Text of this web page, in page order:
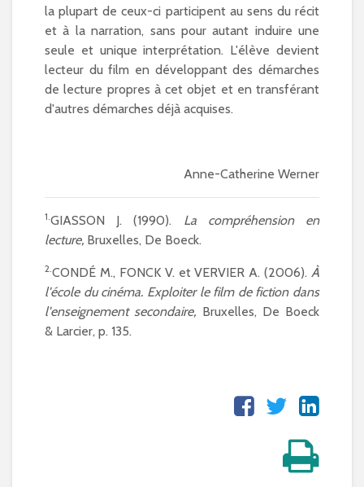
la plupart de ceux-ci participent au sens du récit
et à la narration, sans pour autant induire une
seule et unique interprétation. L'élève devient
lecteur du film en développant des démarches
de lecture propres à cet objet et en transférant
d'autres démarches déjà acquises.
Anne-Catherine Werner
1. GIASSON J. (1990). La compréhension en
lecture, Bruxelles, De Boeck.
2. CONDÉ M., FONCK V. et VERVIER A. (2006). À
l'école du cinéma. Exploiter le film de fiction dans
l'enseignement secondaire, Bruxelles, De Boeck
& Larcier, p. 135.